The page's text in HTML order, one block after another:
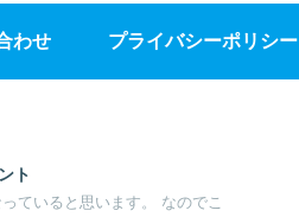
わせ プライバシーポリシー
ト
ていると思います。 なのでこ